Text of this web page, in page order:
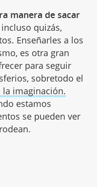
manera de sacar
incluso quizás,
Enseñarles a los
es otra gran
para seguir
sobretodo el
la imaginación.
estamos
se pueden ver